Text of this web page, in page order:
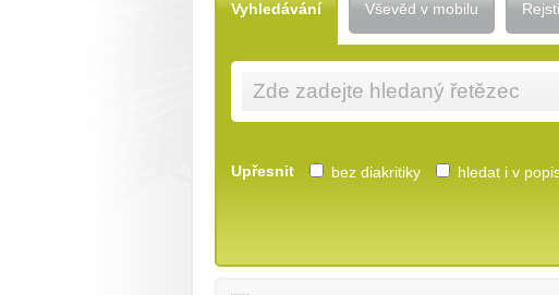
Vyhledávání Vševěd v mobilu
Upřesnit bez diakritiky hledat i v